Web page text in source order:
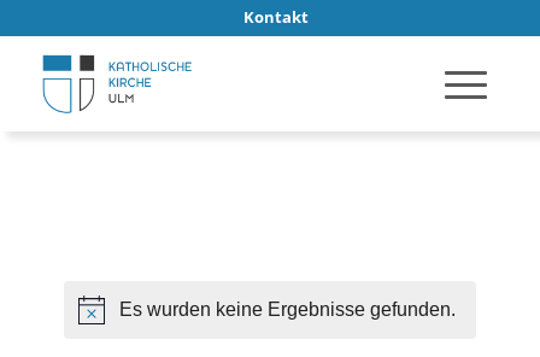
Kontakt
Hinweis
Es wurden keine Ergebnisse gefunden.